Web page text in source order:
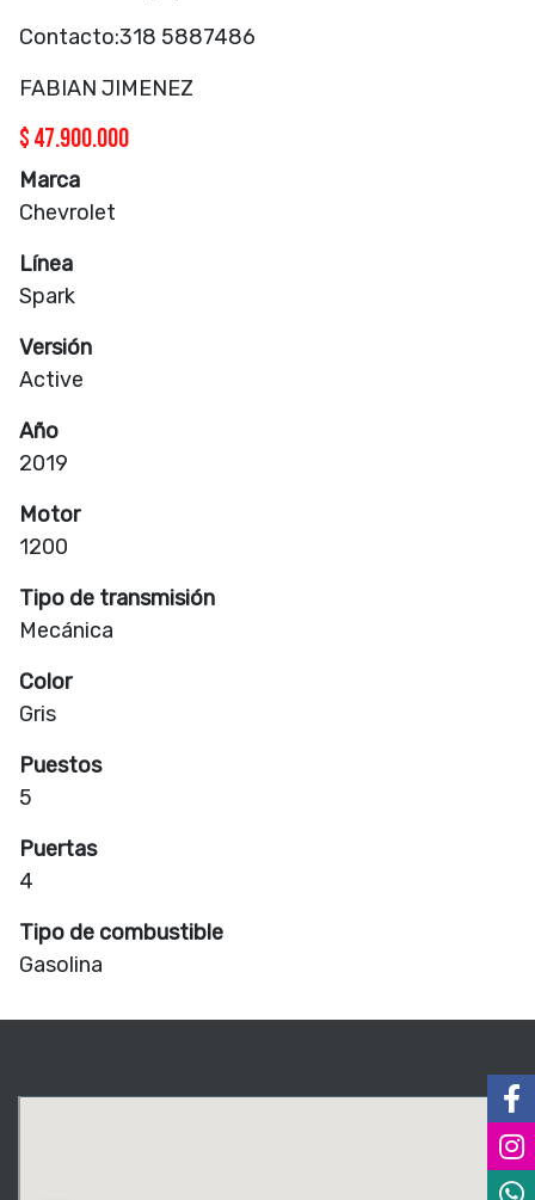
Contacto:318 5887486
FABIAN JIMENEZ
$47.900.000
Marca
Chevrolet
Línea
Spark
Versión
Active
Año
2019
Motor
1200
Tipo de transmisión
Mecánica
Color
Gris
Puestos
5
Puertas
4
Tipo de combustible
Gasolina